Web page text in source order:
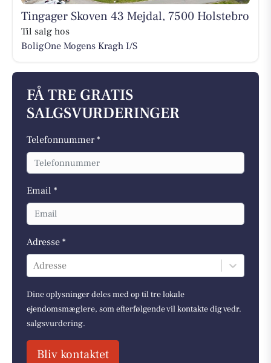
Tingager Skoven 43 Mejdal, 7500 Holstebro
Til salg hos
BoligOne Mogens Kragh I/S
FÅ TRE GRATIS
SALGSVURDERINGER
Telefonnummer *
Email *
Adresse *
Adresse
Dine oplysninger deles med op til tre lokale
ejendomsmæglere, som efterfølgende vil kontakte dig vedr.
salgsvurdering.
Bliv kontaktet